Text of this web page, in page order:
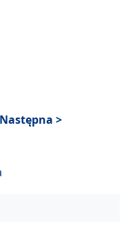
Następna >